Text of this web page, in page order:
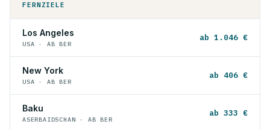
FERNZIELE
Los Angeles
USA · AB BER
ab 1.046 €
New York
USA · AB BER
ab 406 €
Baku
ASERBAIDSCHAN · AB BER
ab 333 €